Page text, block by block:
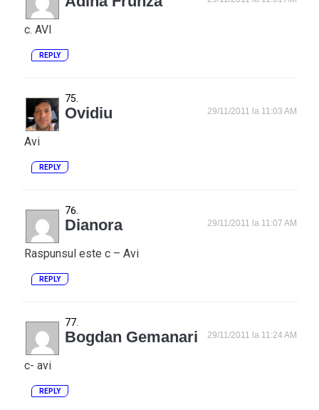
c. AVI
REPLY
Ovidiu 29/11/2011 la 11:03 AM
Avi
REPLY
Dianora 29/11/2011 la 11:07 AM
Raspunsul este c – Avi
REPLY
Bogdan Gemanari 29/11/2011 la 11:24 AM
c- avi
REPLY